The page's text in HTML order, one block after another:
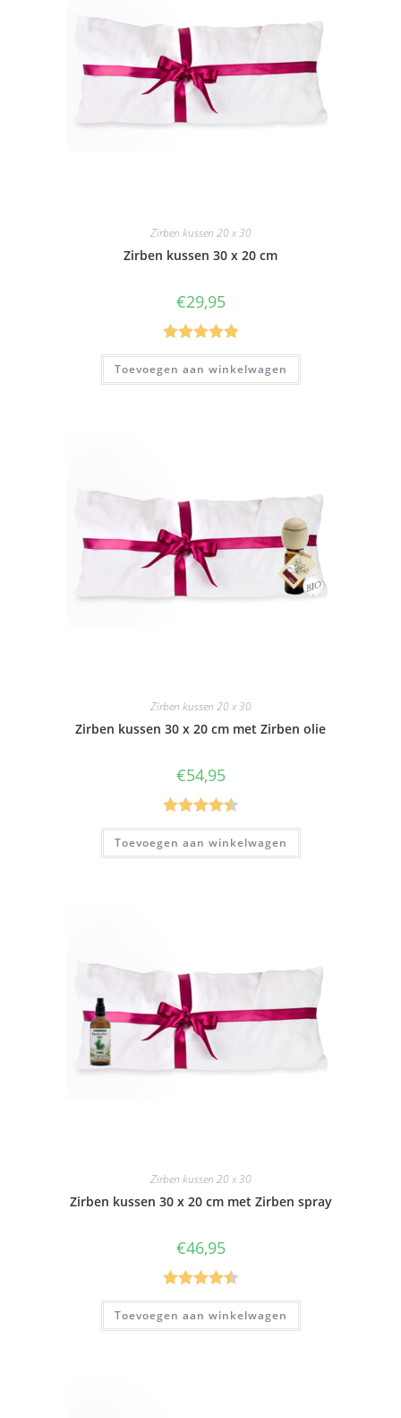
Zirben kussen 20 x 30
Zirben kussen 30 x 20 cm
€29,95
Gewaardeer
d 5.00 uit 5
Toevoegen aan winkelwagen
Zirben kussen 20 x 30
Zirben kussen 30 x 20 cm met Zirben olie
€54,95
Gewaardee
rd4.50 uit
Toevoegen aan winkelwagen
Zirben kussen 20 x 30
Zirben kussen 30 x 20 cm met Zirben spray
€46,95
Gewaardee
rd4.50 uit
Toevoegen aan winkelwagen